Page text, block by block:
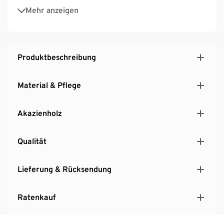
Mehr anzeigen
UV- und witterungsbeständig
Ein Element unserer Serie »Lenja«
Produktbeschreibung
Material & Pflege
Akazienholz
Qualität
Lieferung & Rücksendung
Ratenkauf